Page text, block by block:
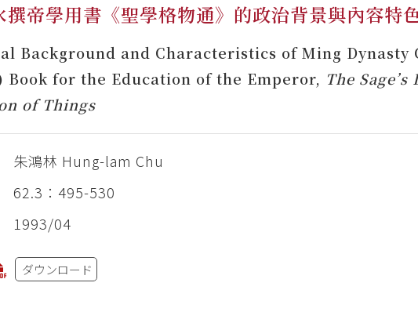
撰帝學用書《聖學格物通》的政治背景與內容特
Background and Characteristics of Ming Dynasty
Book for the Education of the Emperor, The
of Things
朱鴻林 Hung-lam Chu
62.3：495-530
1993/04
ダウンロード